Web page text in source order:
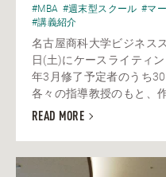
#MBA #週末型スクール #マ
#講義紹介
名古屋商科大学ビジネス
日(土)にケースライティ
年3月修了予定者のうち
各々の指導教授のもと、
READ MORE